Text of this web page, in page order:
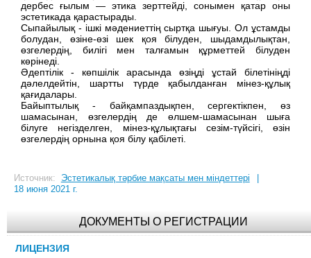
дербес ғылым — этика зерттейді, сонымен қатар оны
эстетикада қарастырады.
Сыпайылық - ішкі мәдениеттің сыртқа шығуы. Ол ұстамды
болудан, өзіне-өзі шек қоя білуден, шыдамдылықтан,
өзгелердің, билігі мен талғамын құрметтей білуден
көрінеді.
Әдептілік - көпшілік арасында өзіңді ұстай білетініңді
дәлелдейтін, шартты түрде қабылданған мінез-құлық
қағидалары.
Байыптылық - байқампаздықпен, сергектікпен, өз
шамасынан, өзгелердің де өлшем-шамасынан шыға
білуге негізделген, мінез-құлықтағы сезім-түйсігі, өзін
өзгелердің орнына қоя білу қабілеті.
Источник: Эстетикалық тәрбие мақсаты мен міндеттері
18 июня 2021 г.
ДОКУМЕНТЫ О РЕГИСТРАЦИИ
ЛИЦЕНЗИЯ